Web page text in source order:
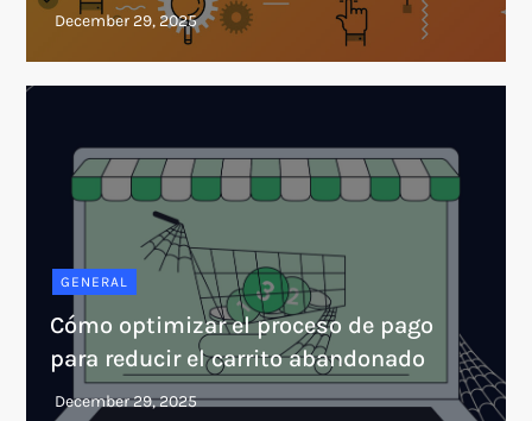
GENERAL
Cómo optimizar el proceso de pago
para reducir el carrito abandonado